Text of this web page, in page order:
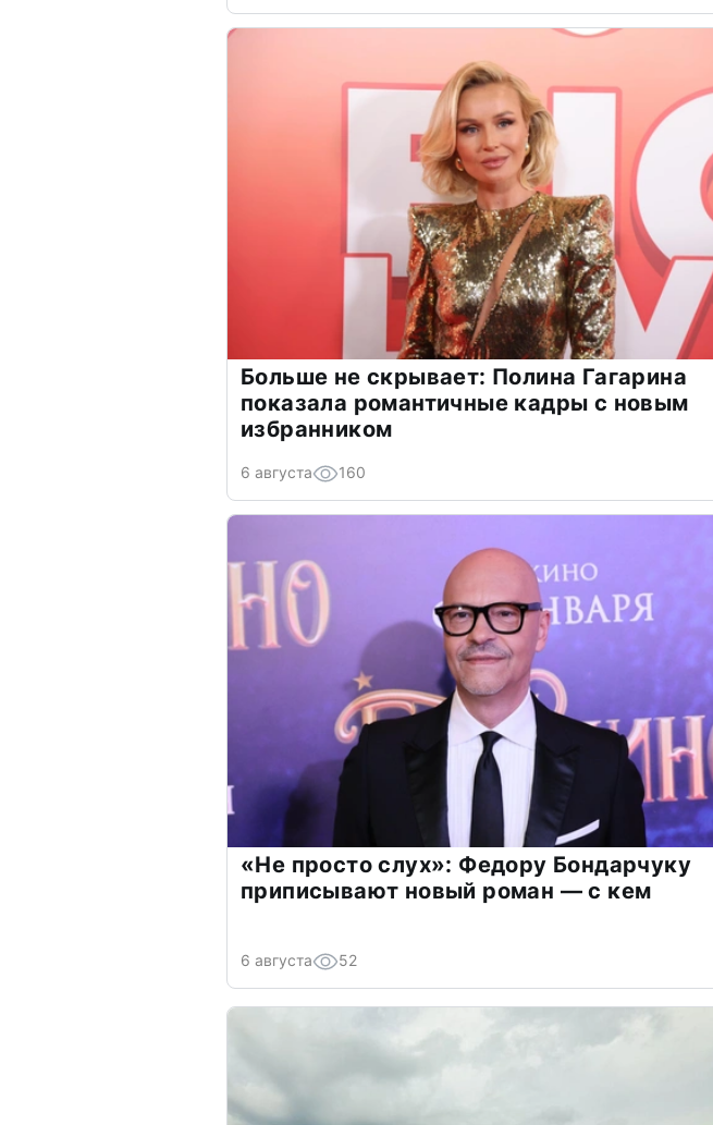
Больше не скрывает: Полина Гагарина
показала романтичные кадры с новым
избранником
6 августа 160
«Не просто слух»: Федору Бондарчуку
приписывают новый роман — с кем
6 августа 52